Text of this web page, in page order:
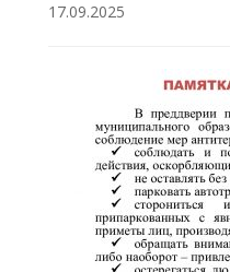
17.09.2025